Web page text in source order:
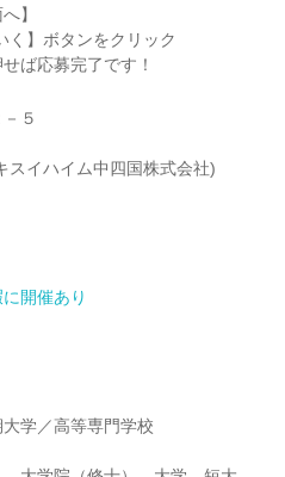
】
く】ボタンをクリック
ば応募完了です！
５
スイハイム中四国株式会社)
開催あり
学／高等専門学校